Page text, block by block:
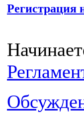
Регистрация